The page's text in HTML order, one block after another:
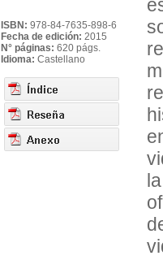
ISBN: 978-84-7635-898-6
Fecha de edición: 2015
N° páginas: 620 págs.
Idioma: Castellano